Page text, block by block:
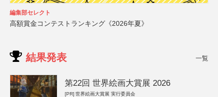
編集部セレクト
高額賞金コンテストランキング《2026年夏》
結果発表 一覧
第22回 世界絵画大賞展 2026
[PR] 世界絵画大賞展 実行委員会